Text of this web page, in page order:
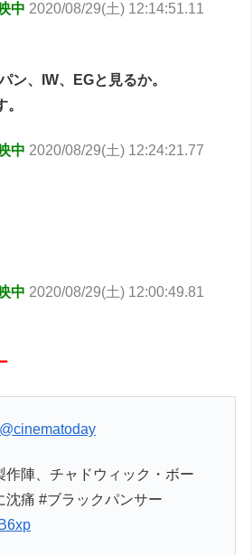
中 2020/08/29(土) 12:14:51.11
ン、IW、EGと見るか。
中 2020/08/29(土) 12:24:21.77
中 2020/08/29(土) 12:00:49.81
@cinematoday
作陣、チャドウィック・ボー
沈痛 #ブラックパンサー